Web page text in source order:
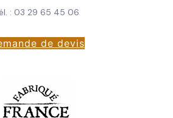
: 03 29 65 45 06
de devis